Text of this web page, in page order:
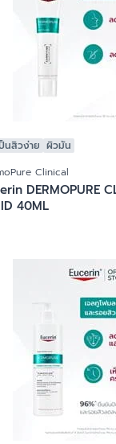
นสิวง่าย ผิวมัน
Clinical
DERMOPURE
40ML